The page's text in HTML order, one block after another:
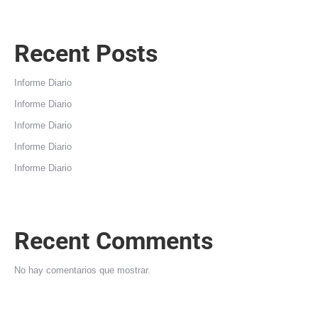
Recent Posts
Informe Diario
Informe Diario
Informe Diario
Informe Diario
Informe Diario
Recent Comments
No hay comentarios que mostrar.